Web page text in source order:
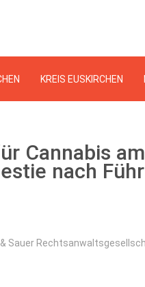
KREIS EUSKIRCHEN
Cannabis
nach
& Sauer